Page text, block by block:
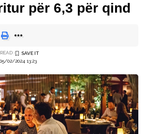
për 6,3 për qind
02/2024 13:23